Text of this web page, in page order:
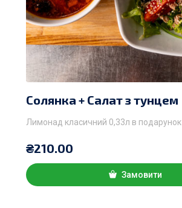
Солянка + Салат з тунцем
Лимонад класичний 0,33л в подарунок
₴210.00
Замовити